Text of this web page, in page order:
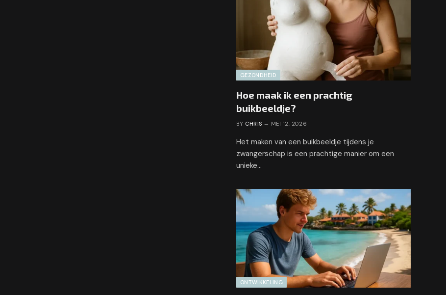
GEZONDHEID
Hoe maak ik een prachtig
buikbeeldje?
BY CHRIS MEI 12, 2026
Het maken van een buikbeeldje tijdens je
zwangerschap is een prachtige manier om een
unieke…
ONTWIKKELING